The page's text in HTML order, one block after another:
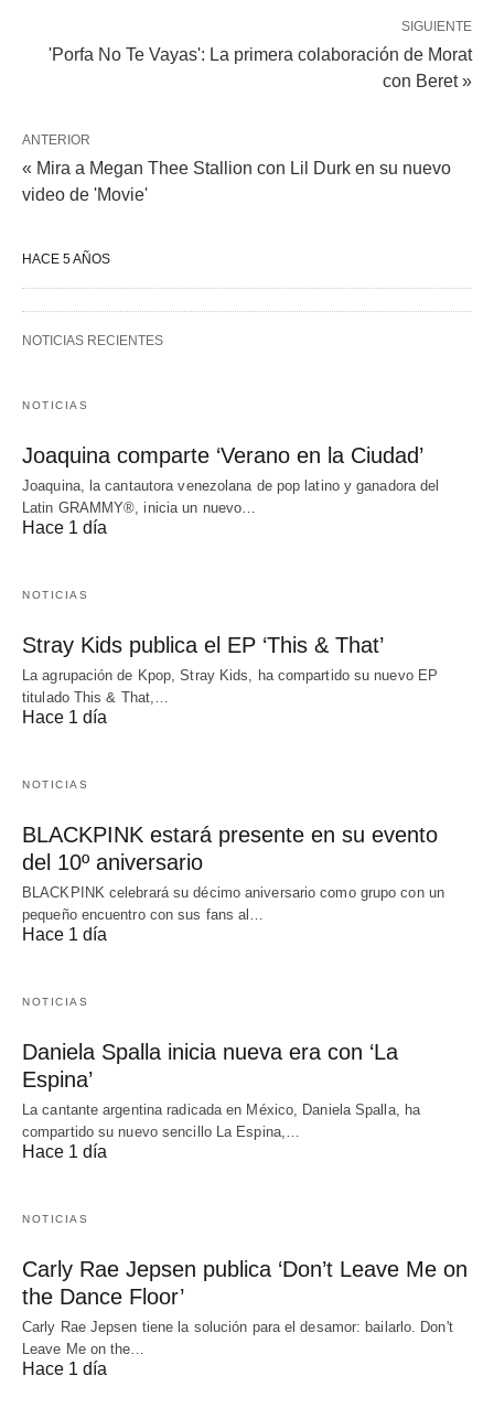
SIGUIENTE
'Porfa No Te Vayas': La primera colaboración de Morat
con Beret »
ANTERIOR
« Mira a Megan Thee Stallion con Lil Durk en su nuevo
video de 'Movie'
HACE 5 AÑOS
NOTICIAS RECIENTES
NOTICIAS
Joaquina comparte ‘Verano en la Ciudad’
Joaquina, la cantautora venezolana de pop latino y ganadora del
Latin GRAMMY®, inicia un nuevo…
Hace 1 día
NOTICIAS
Stray Kids publica el EP ‘This & That’
La agrupación de Kpop, Stray Kids, ha compartido su nuevo EP
titulado This & That,…
Hace 1 día
NOTICIAS
BLACKPINK estará presente en su evento
del 10º aniversario
BLACKPINK celebrará su décimo aniversario como grupo con un
pequeño encuentro con sus fans al…
Hace 1 día
NOTICIAS
Daniela Spalla inicia nueva era con ‘La
Espina’
La cantante argentina radicada en México, Daniela Spalla, ha
compartido su nuevo sencillo La Espina,…
Hace 1 día
NOTICIAS
Carly Rae Jepsen publica ‘Don’t Leave Me on
the Dance Floor’
Carly Rae Jepsen tiene la solución para el desamor: bailarlo. Don't
Leave Me on the…
Hace 1 día